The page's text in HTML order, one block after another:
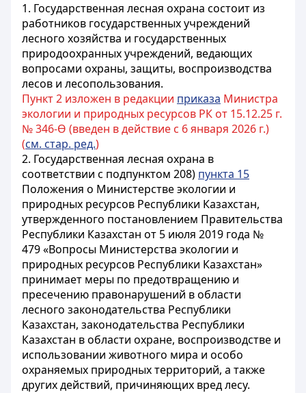
1. Государственная лесная охрана состоит из
работников государственных учреждений
лесного хозяйства и государственных
природоохранных учреждений, ведающих
вопросами охраны, защиты, воспроизводства
лесов и лесопользования.
Пункт 2 изложен в редакции приказа Министра
экологии и природных ресурсов РК от 15.12.25 г.
№ 346-Ө (введен в действие с 6 января 2026 г.)
(см. стар. ред.)
2. Государственная лесная охрана в
соответствии с подпунктом 208) пункта 15
Положения о Министерстве экологии и
природных ресурсов Республики Казахстан,
утвержденного постановлением Правительства
Республики Казахстан от 5 июля 2019 года №
479 «Вопросы Министерства экологии и
природных ресурсов Республики Казахстан»
принимает меры по предотвращению и
пресечению правонарушений в области
лесного законодательства Республики
Казахстан, законодательства Республики
Казахстан в области охране, воспроизводстве и
использовании животного мира и особо
охраняемых природных территорий, а также
других действий, причиняющих вред лесу.